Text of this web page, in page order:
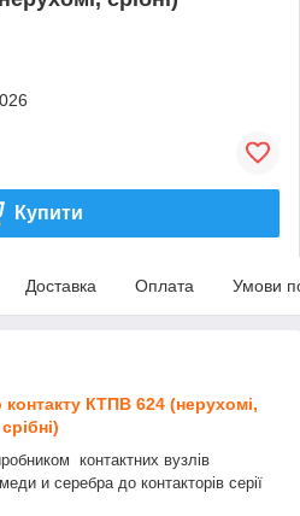
Купити
Доставка Оплата Умови
КТПВ 624 (нерухомі,
срібні)
контактних вузлів
и серебра до контакторів серії